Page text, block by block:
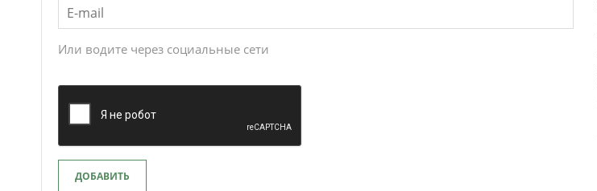
Или водите через социальные сети
ДОБАВИТЬ